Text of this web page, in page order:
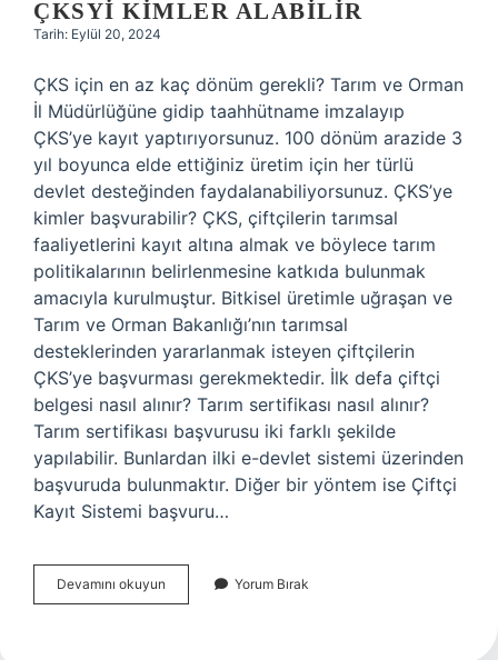
ÇKSYI KIMLER ALABILIR
Tarih: Eylül 20, 2024
ÇKS için en az kaç dönüm gerekli? Tarım ve Orman
İl Müdürlüğüne gidip taahhütname imzalayıp
ÇKS’ye kayıt yaptırıyorsunuz. 100 dönüm arazide 3
yıl boyunca elde ettiğiniz üretim için her türlü
devlet desteğinden faydalanabiliyorsunuz. ÇKS’ye
kimler başvurabilir? ÇKS, çiftçilerin tarımsal
faaliyetlerini kayıt altına almak ve böylece tarım
politikalarının belirlenmesine katkıda bulunmak
amacıyla kurulmuştur. Bitkisel üretimle uğraşan ve
Tarım ve Orman Bakanlığı’nın tarımsal
desteklerinden yararlanmak isteyen çiftçilerin
ÇKS’ye başvurması gerekmektedir. İlk defa çiftçi
belgesi nasıl alınır? Tarım sertifikası nasıl alınır?
Tarım sertifikası başvurusu iki farklı şekilde
yapılabilir. Bunlardan ilki e-devlet sistemi üzerinden
başvuruda bulunmaktır. Diğer bir yöntem ise Çiftçi
Kayıt Sistemi başvuru…
Devamını okuyun
Kimler
Yorum Bırak